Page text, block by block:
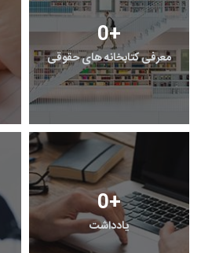
0+
معرفی کتابخانه های حقوقی
0+
یادداشت